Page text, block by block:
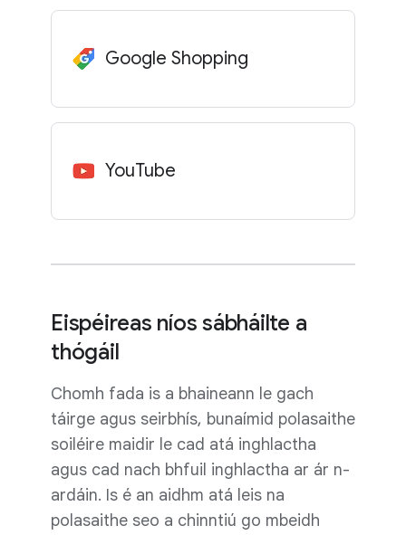
Google Shopping
YouTube
Eispéireas níos sábháilte a
thógáil
Chomh fada is a bhaineann le gach
táirge agus seirbhís, bunaímid polasaithe
soiléire maidir le cad atá inghlactha
agus cad nach bhfuil inghlactha ar ár n-
ardáin. Is é an aidhm atá leis na
polasaithe seo a chinntiú go mbeidh